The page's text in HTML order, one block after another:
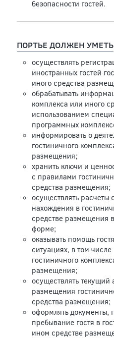
безопасности гостей.
ПОРТЬЕ ДОЛЖЕН УМЕТЬ
осуществлять
иностранных гостей
иного средства
обрабатывать
комплекса или иного
использованием
программных
информировать о
гостиничного
размещения;
хранить ключи и
с правилами
средства размещения;
осуществлять расчеты
нахождения в
средстве размещения
форме;
оказывать помощь
ситуациях, в том
гостиничного
размещения;
осуществлять
размещения
средства размещения;
оформлять
пребывание гостя в
ином средстве